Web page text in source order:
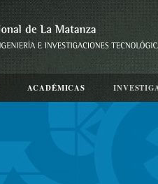
ACADÉMICAS